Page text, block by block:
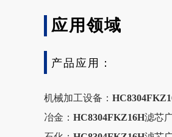
应用领域
产品应用：
机械加工设备：
冶金： HC8304FKZ16H滤芯